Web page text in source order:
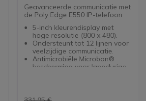
Geavanceerde communicatie met
de Poly Edge E550 IP-telefoon
5-inch kleurendisplay met
hoge resolutie (800 x 480).
Ondersteunt tot 12 lijnen voor
veelzijdige communicatie.
Antimicrobiële Microban®
bescherming voor langdurige
PoE-ondersteuning voor